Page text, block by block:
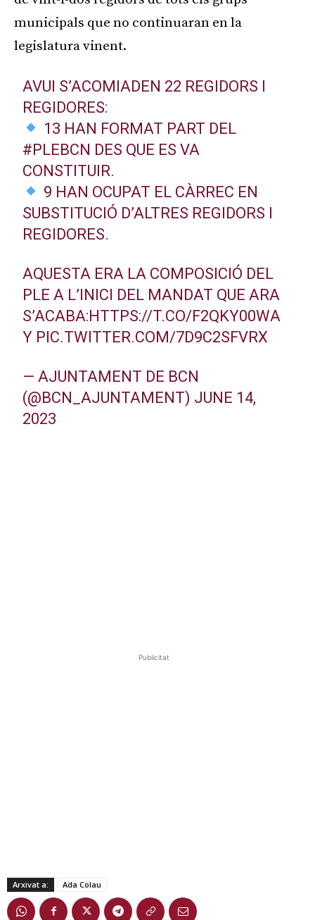
municipals que no continuaran en la
legislatura vinent.
AVUI S’ACOMIADEN 22 REGIDORS I
REGIDORES:
13 HAN FORMAT PART DEL
#PLEBCN DES QUE ES VA
CONSTITUIR.
9 HAN OCUPAT EL CÀRREC EN
SUBSTITUCIÓ D’ALTRES REGIDORS I
REGIDORES.
AQUESTA ERA LA COMPOSICIÓ DEL
PLE A L’INICI DEL MANDAT QUE ARA
S’ACABA:HTTPS://T.CO/F2QKY00WA
Y PIC.TWITTER.COM/7D9C2SFVRX
— AJUNTAMENT DE BCN
(@BCN_AJUNTAMENT) JUNE 14,
2023
Publicitat
Arxivat a: Ada Colau